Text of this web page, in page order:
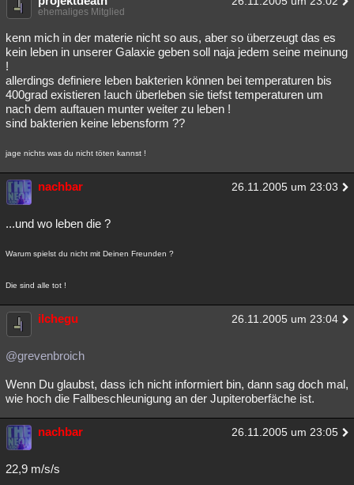
ehemaliges Mitglied
kenn mich in der materie nicht so aus, aber so überzeugt das es
kein leben in unserer Galaxie geben soll naja jedem seine meinung
!
allerdings definiere leben bakterien können bei temperaturen bis
400grad existieren !auch überleben sie tiefst temperaturen um
nach dem auftauen munter weiter zu leben !
sind bakterien keine lebensform ??
jage nichts was du nicht töten kannst !
nachbar 26.11.2005 um 23:03
...und wo leben die ?
Warum spielst du nicht mit Deinen Freunden ?
Die sind alle tot !
ilchegu 26.11.2005 um 23:04
@grevenbroich
Wenn Du glaubst, dass ich nicht informiert bin, dann sag doch mal,
wie hoch die Fallbeschleunigung an der Jupiteroberfäche ist.
nachbar 26.11.2005 um 23:05
22,9 m/s/s